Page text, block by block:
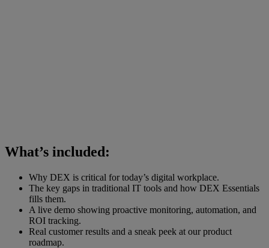
What’s included:
Why DEX is critical for today’s digital workplace.
The key gaps in traditional IT tools and how DEX Essentials
fills them.
A live demo showing proactive monitoring, automation, and
ROI tracking.
Real customer results and a sneak peek at our product
roadmap.